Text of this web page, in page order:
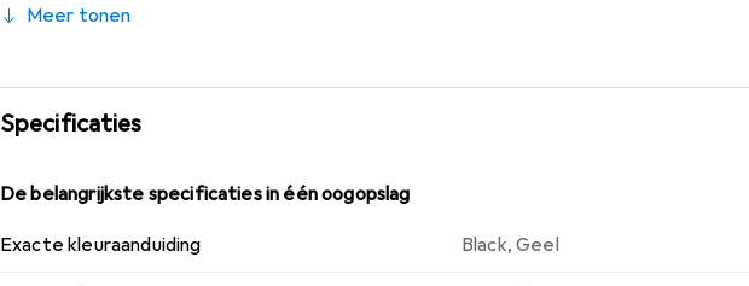
Meer tonen
Specificaties
De belangrijkste specificaties in één oogopslag
Exacte kleuraanduiding Black,Geel